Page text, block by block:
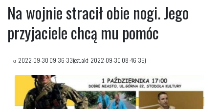
Na wojnie stracił obie nogi. Jego
przyjaciele chcą mu pomóc
2022-09-30 09:36:33(ost. akt: 2022-09-30 08:46:35)